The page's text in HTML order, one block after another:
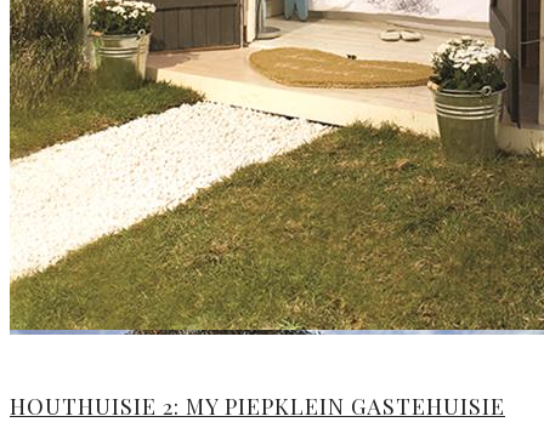
HOUTHUISIE 2: MY PIEPKLEIN GASTEHUISIE